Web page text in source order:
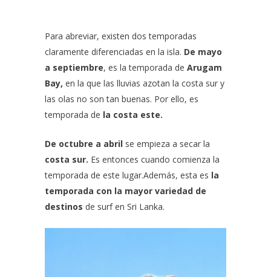
Para abreviar, existen dos temporadas
claramente diferenciadas en la isla. De mayo
a septiembre, es la temporada de Arugam
Bay, en la que las lluvias azotan la costa sur y
las olas no son tan buenas. Por ello, es
temporada de la costa este.
De octubre a abril se empieza a secar la
costa sur. Es entonces cuando comienza la
temporada de este lugar.Además, esta es la
temporada con la mayor variedad de
destinos de surf en Sri Lanka.